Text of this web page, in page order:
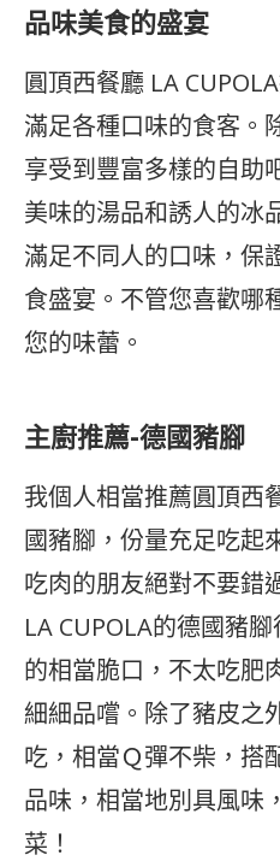
品味美食的盛宴
圓頂西餐廳 LA
滿足各種口味的食客。
享受到豐富多樣的自助
美味的湯品和誘人的冰
滿足不同人的口味，保
食盛宴。不管您喜歡哪
您的味蕾。
主廚推薦-德國豬腳
我個人相當推薦圓頂西
國豬腳，份量充足吃起
吃肉的朋友絕對不要錯
LA CUPOLA的德國豬
的相當脆口，不太吃肥
細細品嚐。除了豬皮之
吃，相當Ｑ彈不柴，搭
品味，相當地別具風味
菜！